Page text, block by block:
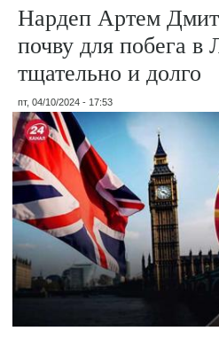
Нардеп Артем
почву для побега в
тщательно и долго
пт, 04/10/2024 - 17:53